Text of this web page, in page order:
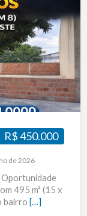
R$ 450.000
de 2026
495 m² (15 x
bairro […]